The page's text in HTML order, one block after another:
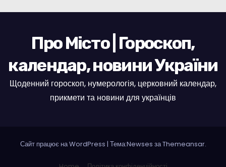
Про Місто | Гороскоп,
календар, новини України
Щоденний гороскоп, нумерологія, церковний календар,
прикмети та новини для українців
Сайт працює на WordPress | Тема:Newses заThemeansar.